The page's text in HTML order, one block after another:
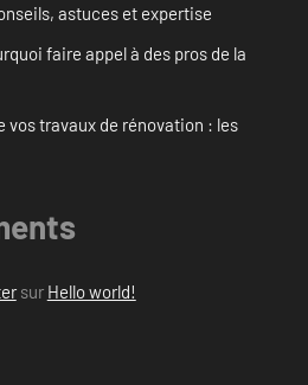
astuces et expertise
faire appel à des pros de la
vos travaux de rénovation : les
sur Hello world!